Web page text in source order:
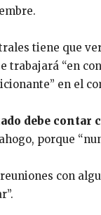
tiene que
trabajará “en
en el
debe
porque
con